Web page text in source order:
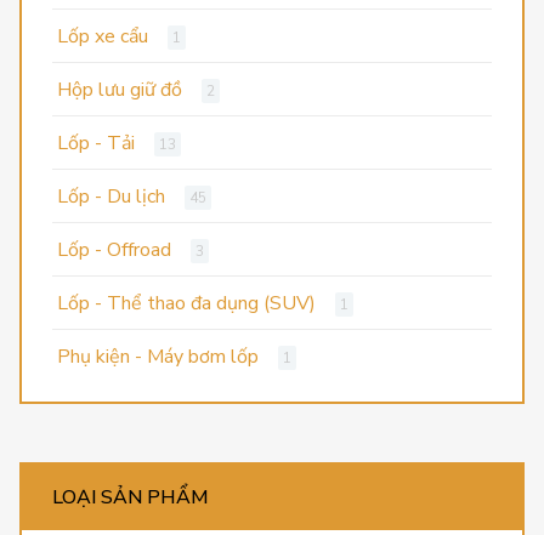
Lốp xe cẩu 1
Hộp lưu giữ đồ 2
Lốp - Tải 13
Lốp - Du lịch 45
Lốp - Offroad 3
Lốp - Thể thao đa dụng (SUV) 1
Phụ kiện - Máy bơm lốp 1
LOẠI SẢN PHẨM